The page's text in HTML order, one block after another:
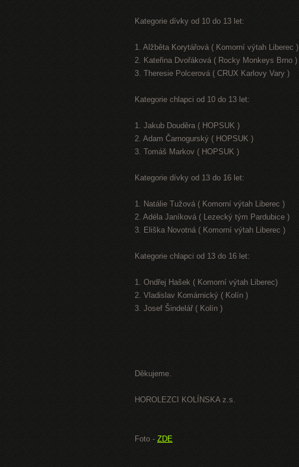
Kategorie dívky od 10 do 13 let:
1. Alžběta Korytářová ( Komorní výtah Liberec )
2. Kateřina Dvořáková ( Rocky Monkeys Brno )
3. Theresie Polcerová ( CRUX Karlovy Vary )
Kategorie chlapci od 10 do 13 let:
1. Jakub Douděra ( HOPSUK )
2. Adam Čarnogurský ( HOPSUK )
3. Tomáš Markov ( HOPSUK )
Kategorie dívky od 13 do 16 let:
1. Natálie Tužová ( Komorní výtah Liberec )
2. Adéla Janíková ( Lezecký tým Pardubice )
3. Eliška Novotná ( Komorní výtah Liberec )
Kategorie chlapci od 13 do 16 let:
1. Ondřej Hašek ( Komorní výtah Liberec)
2. Vladislav Komárnický ( Kolín )
3. Josef Šindelář ( Kolín )
Děkujeme.
HOROLEZCI KOLÍNSKA z.s.
Foto - ZDE